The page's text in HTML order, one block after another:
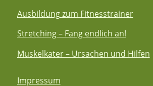
Ausbildung zum Fitnesstrainer
Stretching – Fang endlich an!
Muskelkater – Ursachen und Hilfen
Impressum